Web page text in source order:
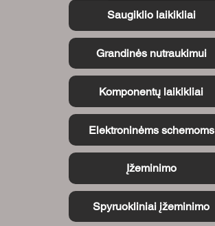
Saugiklio laikikliai
Grandinės nutraukimui
Komponentų laikikliai
Elektroninėms schemoms
Įžeminimo
Spyruokliniai įžeminimo